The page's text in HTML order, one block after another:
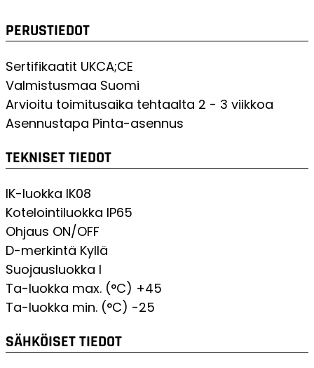
PERUSTIEDOT
Sertifikaatit UKCA;CE
Valmistusmaa Suomi
Arvioitu toimitusaika tehtaalta 2 - 3 viikkoa
Asennustapa Pinta-asennus
TEKNISET TIEDOT
IK-luokka IK08
Kotelointiluokka IP65
Ohjaus ON/OFF
D-merkintä Kyllä
Suojausluokka I
Ta-luokka max. (°C) +45
Ta-luokka min. (°C) -25
SÄHKÖISET TIEDOT